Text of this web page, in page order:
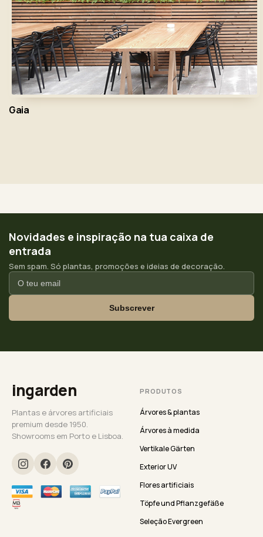
Gaia
Novidades e inspiração na tua caixa de
entrada
Sem spam. Só plantas, promoções e ideias de decoração.
Subscrever
ingarden
Plantas e árvores artificiais
premium desde 1950.
Showrooms em Porto e Lisboa.
PRODUTOS
Árvores & plantas
Árvores à medida
Vertikale Gärten
Exterior UV
Flores artificiais
Töpfe und Pflanzgefäße
Seleção Evergreen